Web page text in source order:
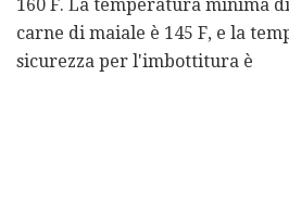
160 F. La temperatura minima
carne di maiale è 145 F, e la
sicurezza per l'imbottitura è